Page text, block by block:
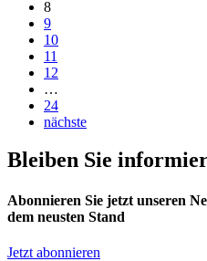
8
9
10
11
12
…
24
nächste
Bleiben Sie
Abonnieren Sie jetzt unseren
dem neusten Stand
Jetzt abonnieren